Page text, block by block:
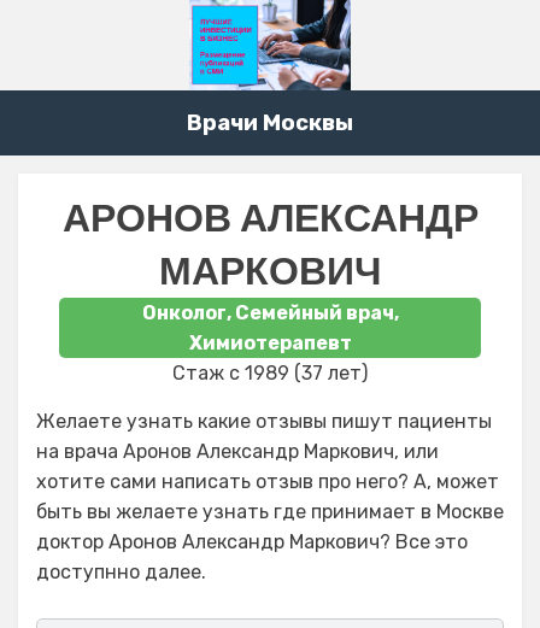
Врачи Москвы
АРОНОВ АЛЕКСАНДР
МАРКОВИЧ
Онколог, Семейный врач,
Химиотерапевт
Стаж с 1989 (37 лет)
Желаете узнать какие отзывы пишут пациенты
на врача Аронов Александр Маркович, или
хотите сами написать отзыв про него? А, может
быть вы желаете узнать где принимает в Москве
доктор Аронов Александр Маркович? Все это
доступнно далее.